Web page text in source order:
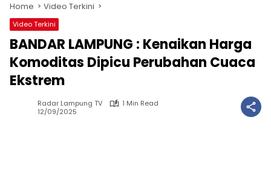
Home Video Terkini
Video Terkini
BANDAR LAMPUNG : Kenaikan Harga
Komoditas Dipicu Perubahan Cuaca
Ekstrem
Radar Lampung TV
1 Min Read
12/09/2025